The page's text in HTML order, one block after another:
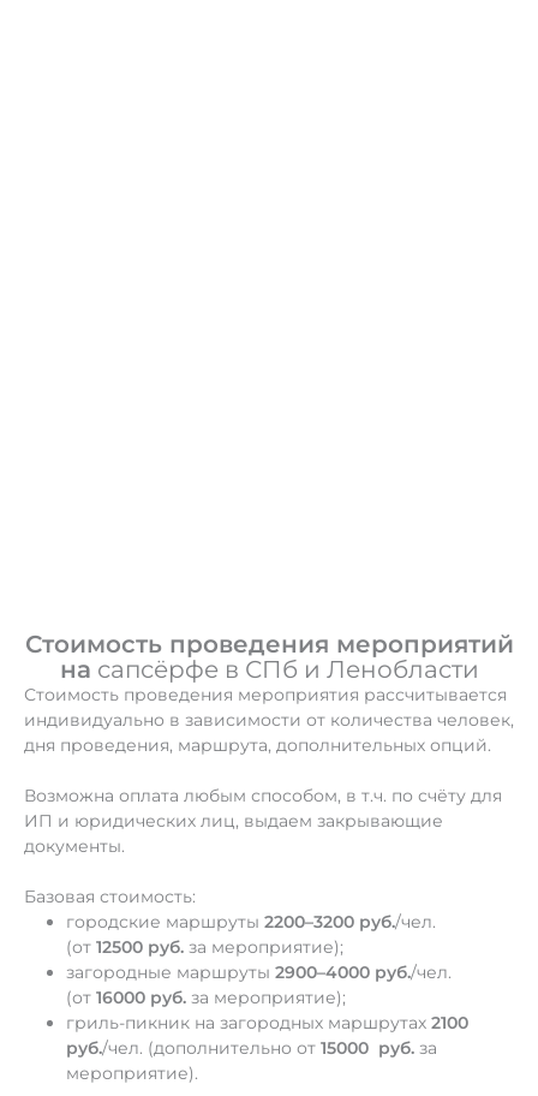
Стоимость проведения мероприятий
на сапсёрфе в СПб и Ленобласти
Стоимость проведения мероприятия рассчитывается
индивидуально в зависимости от количества человек,
дня проведения, маршрута, дополнительных опций.
Возможна оплата любым способом, в т.ч. по счёту для
ИП и юридических лиц, выдаем закрывающие
документы.
Базовая стоимость:
городские маршруты 2200–3200 руб./чел.
(от 12500 руб. за мероприятие);
загородные маршруты 2900–4000 руб./чел.
(от 16000 руб. за мероприятие);
гриль-пикник на загородных маршрутах 2100
руб./чел. (дополнительно от 15000 руб. за
мероприятие).